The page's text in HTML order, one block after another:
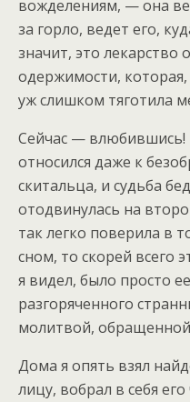
вожделениям, — она
за горло, ведет его,
значит, это лекарство
одержимости,
уж слишком тяготила
Сейчас —
относился даже к
скитальца, и судьба
отодвинулась на
так легко поверила в
сном, то скорей всего
я видел, было просто
разгоряченного
молитвой,
Дома я опять взял
лицу, вобрал в себя